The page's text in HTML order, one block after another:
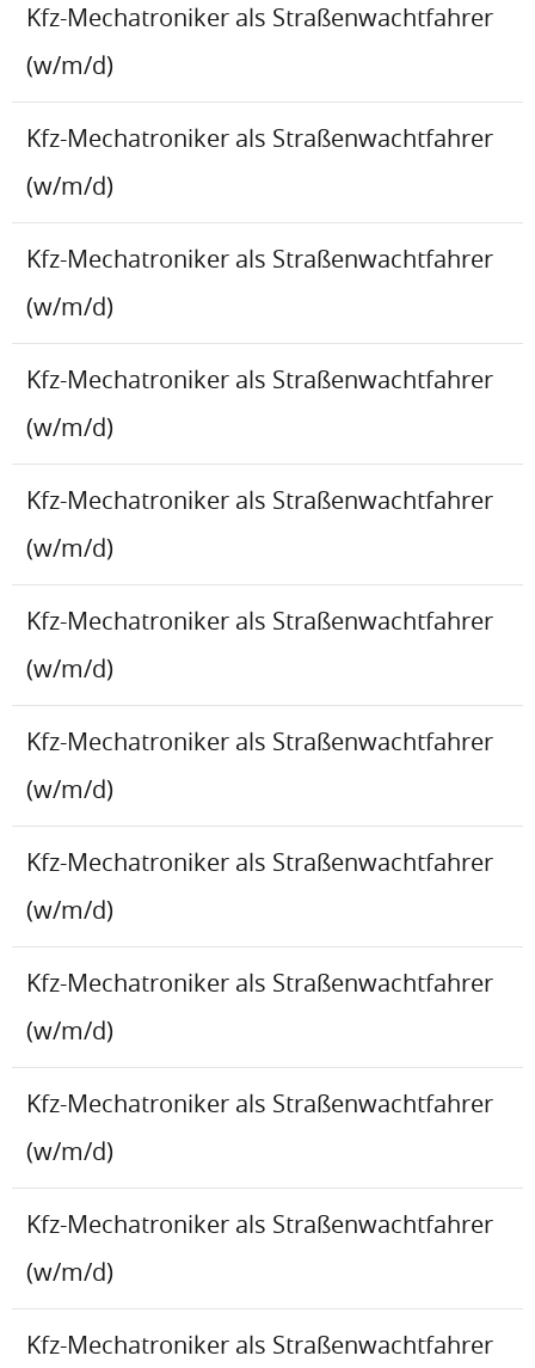
Kfz-Mechatroniker als Straßenwachtfahrer
(w/m/d)
Kfz-Mechatroniker als Straßenwachtfahrer
(w/m/d)
Kfz-Mechatroniker als Straßenwachtfahrer
(w/m/d)
Kfz-Mechatroniker als Straßenwachtfahrer
(w/m/d)
Kfz-Mechatroniker als Straßenwachtfahrer
(w/m/d)
Kfz-Mechatroniker als Straßenwachtfahrer
(w/m/d)
Kfz-Mechatroniker als Straßenwachtfahrer
(w/m/d)
Kfz-Mechatroniker als Straßenwachtfahrer
(w/m/d)
Kfz-Mechatroniker als Straßenwachtfahrer
(w/m/d)
Kfz-Mechatroniker als Straßenwachtfahrer
(w/m/d)
Kfz-Mechatroniker als Straßenwachtfahrer
(w/m/d)
Kfz-Mechatroniker als Straßenwachtfahrer